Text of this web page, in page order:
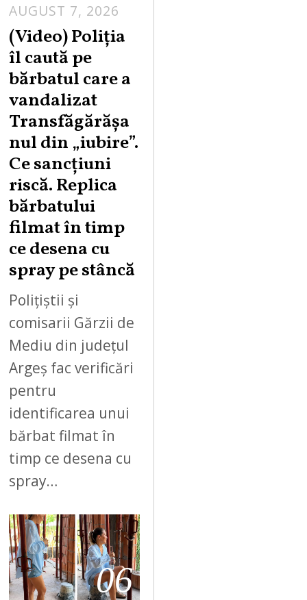
AUGUST 7, 2026
U
G
S
7
,
(Video) Poliția
îl caută pe
bărbatul care a
vandalizat
Transfăgărășa
nul din „iubire”.
Ce sancțiuni
riscă. Replica
bărbatului
filmat în timp
ce desena cu
spray pe stâncă
Polițiștii și
comisarii Gărzii de
Mediu din județul
Argeș fac verificări
pentru
identificarea unui
bărbat filmat în
timp ce desena cu
spray…
06